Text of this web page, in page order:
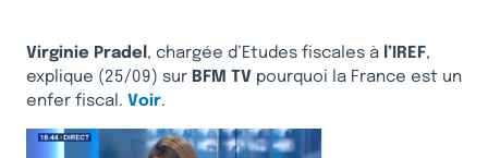
Virginie Pradel , chargée d’Etudes fiscales à l’IREF,
explique (25/09) sur BFM TV pourquoi la France est un
enfer fiscal. Voir.